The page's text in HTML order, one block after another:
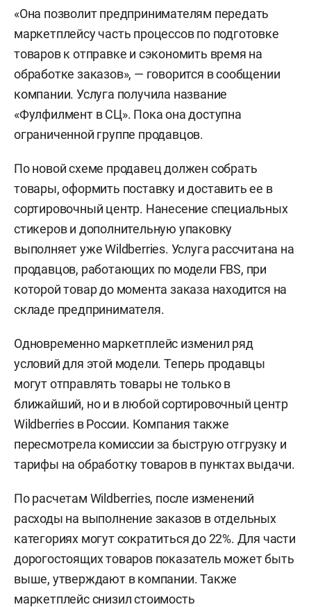
«Она позволит предпринимателям передать
маркетплейсу часть процессов по подготовке
товаров к отправке и сэкономить время на
обработке заказов», — говорится в сообщении
компании. Услуга получила название
«Фулфилмент в СЦ». Пока она доступна
ограниченной группе продавцов.
По новой схеме продавец должен собрать
товары, оформить поставку и доставить ее в
сортировочный центр. Нанесение специальных
стикеров и дополнительную упаковку
выполняет уже Wildberries. Услуга рассчитана на
продавцов, работающих по модели FBS, при
которой товар до момента заказа находится на
складе предпринимателя.
Одновременно маркетплейс изменил ряд
условий для этой модели. Теперь продавцы
могут отправлять товары не только в
ближайший, но и в любой сортировочный центр
Wildberries в России. Компания также
пересмотрела комиссии за быструю отгрузку и
тарифы на обработку товаров в пунктах выдачи.
По расчетам Wildberries, после изменений
расходы на выполнение заказов в отдельных
категориях могут сократиться до 22%. Для части
дорогостоящих товаров показатель может быть
выше, утверждают в компании. Также
маркетплейс снизил стоимость